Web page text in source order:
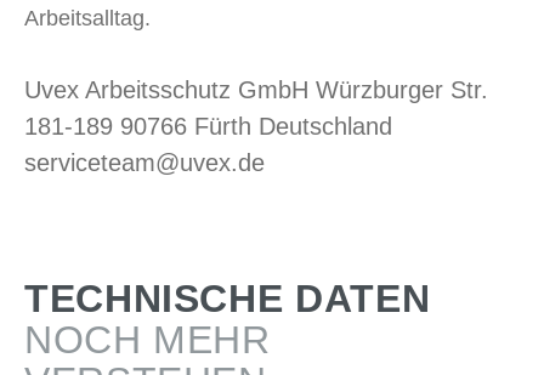
Arbeitsalltag.
Uvex Arbeitsschutz GmbH Würzburger Str.
181-189 90766 Fürth Deutschland
serviceteam@uvex.de
TECHNISCHE DATEN
NOCH MEHR